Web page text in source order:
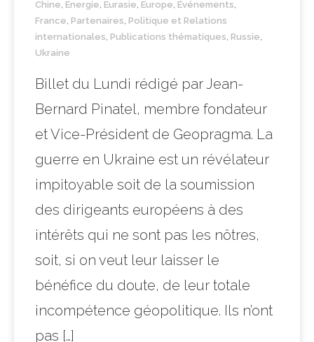
Chine Energie Eurasie Europe Événements
France Partenaires Politique et Relations
internationales Publications thématiques Russie
Ukraine
Billet du Lundi rédigé par Jean-
Bernard Pinatel, membre fondateur
et Vice-Président de Geopragma. La
guerre en Ukraine est un révélateur
impitoyable soit de la soumission
des dirigeants européens à des
intérêts qui ne sont pas les nôtres,
soit, si on veut leur laisser le
bénéfice du doute, de leur totale
incompétence géopolitique. Ils n’ont
pas […]